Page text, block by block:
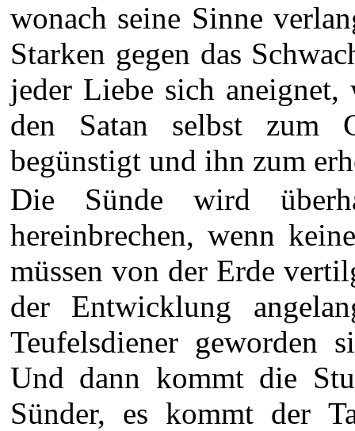
wonach seine Sinne
Starken gegen das
jeder Liebe sich
den Satan selbst zum
begünstigt und ihn zum
Die Sünde wird
hereinbrechen, wenn
müssen von der Erde
der Entwicklung
Teufelsdiener geworden
Und dann kommt die
Sünder, es kommt der